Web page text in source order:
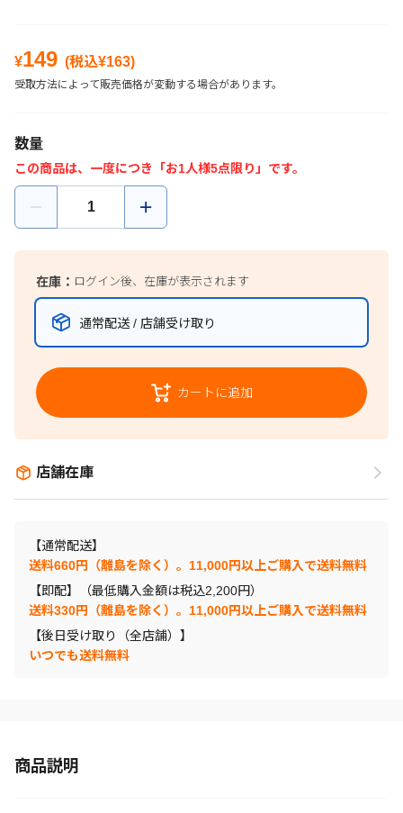
¥149 (税込¥163)
受取方法によって販売価格が変動する場合があります。
数量
この商品は、一度につき「お1人様5点限り」です。
在庫： ログイン後、在庫が表示されます
通常配送 / 店舗受け取り
カートに追加
店舗在庫
【通常配送】
送料660円（離島を除く）。11,000円以上ご購入で送料無料
【即配】（最低購入金額は税込2,200円）
送料330円（離島を除く）。11,000円以上ご購入で送料無料
【後日受け取り（全店舗）】
いつでも送料無料
商品説明